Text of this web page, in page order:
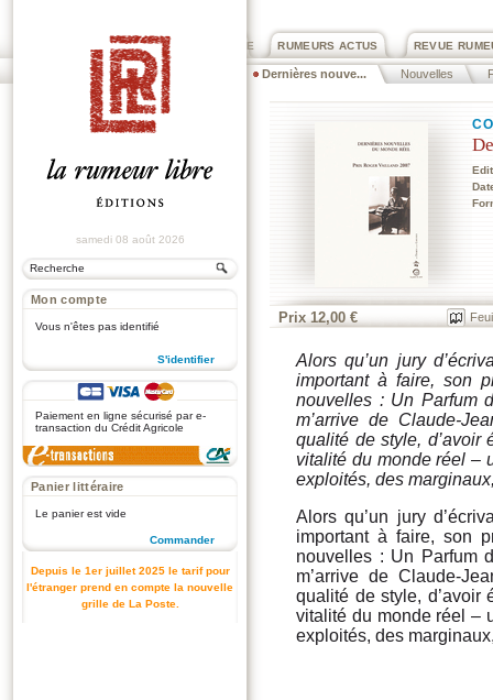
REVUE
RUMEURS ACTUS
PRIX ROGER DEXTRE
Dernières nouve... Nouvelles
samedi 08 août 2026
Mon compte
Vous n'êtes pas identifié
S'identifier
Paiement en ligne sécurisé par e-
transaction du Crédit Agricole
Panier littéraire
Le panier est vide
Commander
Depuis le 1er juillet 2025 le tarif pour
l'étranger prend en compte la nouvelle
grille de La Poste.
Prix 12,00 €
Alors qu’un jury
important à faire, son
nouvelles : Un Parfum
m’arrive de Claude-
qualité de style, d’avoir
vitalité du monde réel –
exploités, des
Alors qu’un jury
important à faire, son
nouvelles : Un Parfum
m’arrive de Claude-
qualité de style, d’avoir
vitalité du monde réel –
exploités, des